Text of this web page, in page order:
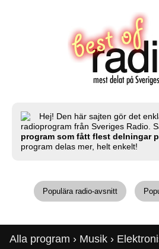
Hej! Den här sajten gör det
radioprogram från Sveriges Radio.
program som fått flest delningar
program delas mer, helt enkelt!
Populära radio-avsnitt
Alla program › Musik ›